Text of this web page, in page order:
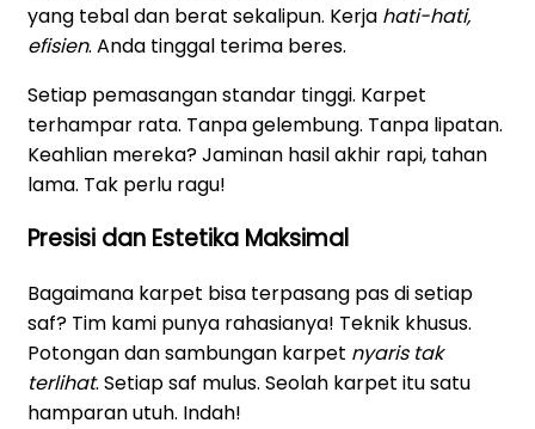
yang tebal dan berat sekalipun. Kerja hati-hati,
efisien. Anda tinggal terima beres.
Setiap pemasangan standar tinggi. Karpet
terhampar rata. Tanpa gelembung. Tanpa lipatan.
Keahlian mereka? Jaminan hasil akhir rapi, tahan
lama. Tak perlu ragu!
Presisi dan Estetika Maksimal
Bagaimana karpet bisa terpasang pas di setiap
saf? Tim kami punya rahasianya! Teknik khusus.
Potongan dan sambungan karpet nyaris tak
terlihat. Setiap saf mulus. Seolah karpet itu satu
hamparan utuh. Indah!